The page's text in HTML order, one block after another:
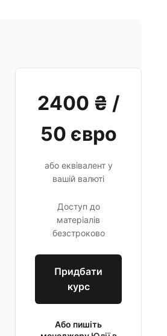
2400 ₴ /
50 євро
або еквівалент у
вашій валюті
Доступ до
матеріалів
безстроково
Придбати
курс
Або пишіть